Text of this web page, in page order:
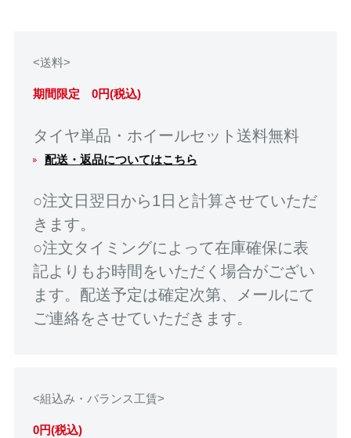
<送料>
期間限定 0円(税込)
タイヤ単品・ホイールセット送料無料
配送・返品についてはこちら
○注文日翌日から1日と計算させていただ
きます。
○注文タイミングによって在庫確保に表
記よりもお時間をいただく場合がござい
ます。配送予定は確定次第、メールにて
ご連絡をさせていただきます。
<組込み・バランス工賃>
0円(税込)